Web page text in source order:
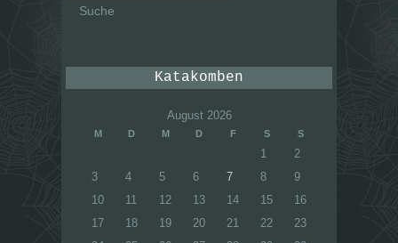
nach:
Katakomben
August 2026
M D M D F S S
1
2
3
4 5 6 7 8
9
10
11 12 13 14 15
16
17
18 19 20 21 22
23